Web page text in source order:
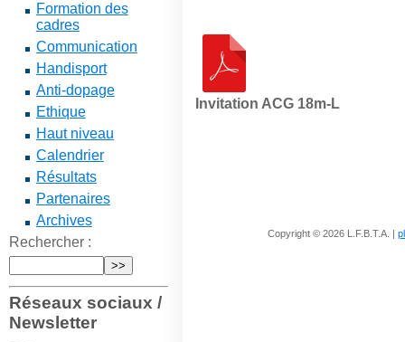
Formation des
cadres
Communication
Handisport
Anti-dopage
Ethique
Haut niveau
Calendrier
Résultats
Partenaires
Archives
Rechercher :
Réseaux sociaux /
Newsletter
Invitation ACG 18m-L
Copyright © 2026 L.F.B.T.A. |